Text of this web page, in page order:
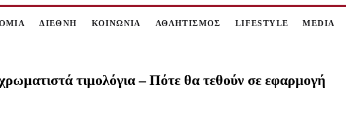
ΔΙΕΘΝΗ ΚΟΙΝΩΝΙΑ ΑΘΛΗΤΙΣΜΟΣ LIFESTYLE MEDIA
τιμολόγια – Πότε θα τεθούν σε εφαρμογή